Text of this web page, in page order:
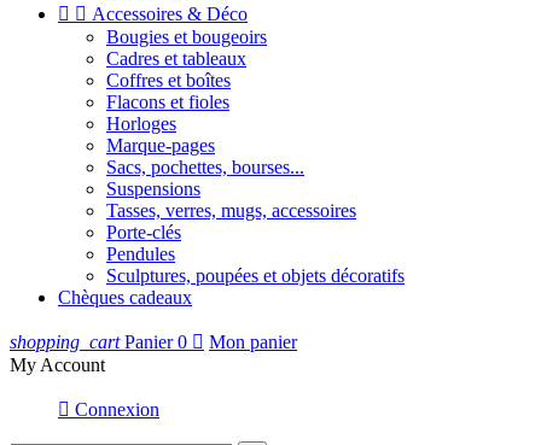
  Accessoires & Déco
Bougies et bougeoirs
Cadres et tableaux
Coffres et boîtes
Flacons et fioles
Horloges
Marque-pages
Sacs, pochettes, bourses...
Suspensions
Tasses, verres, mugs, accessoires
Porte-clés
Pendules
Sculptures, poupées et objets décoratifs
Chèques cadeaux
shopping_cart Panier 0  Mon panier
My Account
 Connexion